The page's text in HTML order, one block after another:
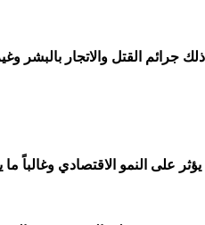
جرائم القتل والاتجار بالبشر
على النمو الاقتصادي وغالباً